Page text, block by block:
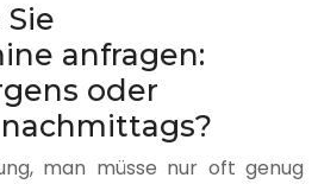
anfragen:
oder
man müsse nur oft genug